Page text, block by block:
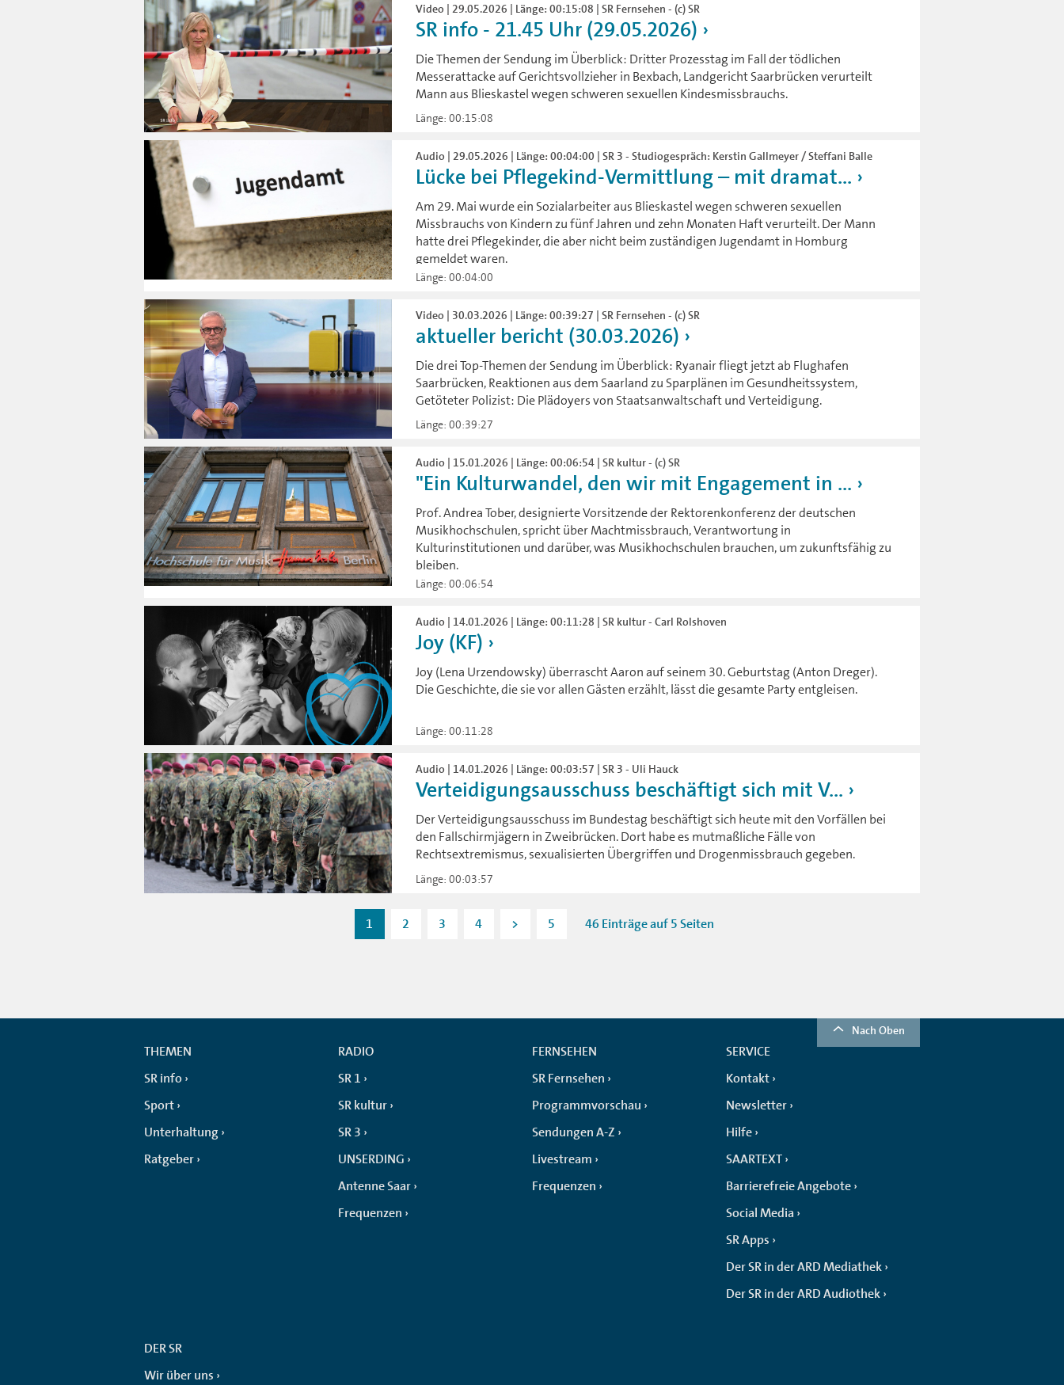
Video | 29.05.2026 | Länge: 00:15:08 | SR Fernsehen - (c) SR
SR info - 21.45 Uhr (29.05.2026)
Die Themen der Sendung im Überblick: Dritter Prozesstag im Fall der tödlichen
Messerattacke auf Gerichtsvollzieher in Bexbach, Landgericht Saarbrücken verurteilt
Mann aus Blieskastel wegen schweren sexuellen Kindesmissbrauchs.
Länge: 00:15:08
Audio | 29.05.2026 | Länge: 00:04:00 | SR 3 - Studiogespräch: Kerstin Gallmeyer / Steffani Balle
Lücke bei Pflegekind-Vermittlung – mit dramat...
Am 29. Mai wurde ein Sozialarbeiter aus Blieskastel wegen schweren sexuellen
Missbrauchs von Kindern zu fünf Jahren und zehn Monaten Haft verurteilt. Der Mann
hatte drei Pflegekinder, die aber nicht beim zuständigen Jugendamt in Homburg
gemeldet waren.
Länge: 00:04:00
Video | 30.03.2026 | Länge: 00:39:27 | SR Fernsehen - (c) SR
aktueller bericht (30.03.2026)
Die drei Top-Themen der Sendung im Überblick: Ryanair fliegt jetzt ab Flughafen
Saarbrücken, Reaktionen aus dem Saarland zu Sparplänen im Gesundheitssystem,
Getöteter Polizist: Die Plädoyers von Staatsanwaltschaft und Verteidigung.
Länge: 00:39:27
Audio | 15.01.2026 | Länge: 00:06:54 | SR kultur - (c) SR
"Ein Kulturwandel, den wir mit Engagement in ...
Prof. Andrea Tober, designierte Vorsitzende der Rektorenkonferenz der deutschen
Musikhochschulen, spricht über Machtmissbrauch, Verantwortung in
Kulturinstitutionen und darüber, was Musikhochschulen brauchen, um zukunftsfähig zu
bleiben.
Länge: 00:06:54
Audio | 14.01.2026 | Länge: 00:11:28 | SR kultur - Carl Rolshoven
Joy (KF)
Joy (Lena Urzendowsky) überrascht Aaron auf seinem 30. Geburtstag (Anton Dreger).
Die Geschichte, die sie vor allen Gästen erzählt, lässt die gesamte Party entgleisen.
Länge: 00:11:28
Audio | 14.01.2026 | Länge: 00:03:57 | SR 3 - Uli Hauck
Verteidigungsausschuss beschäftigt sich mit V...
Der Verteidigungsausschuss im Bundestag beschäftigt sich heute mit den Vorfällen bei
den Fallschirmjägern in Zweibrücken. Dort habe es mutmaßliche Fälle von
Rechtsextremismus, sexualisierten Übergriffen und Drogenmissbrauch gegeben.
Länge: 00:03:57
1 2 3 4 > 5 46 Einträge auf 5 Seiten
Nach Oben
THEMEN
SR info
Sport
Unterhaltung
Ratgeber
RADIO
SR 1
SR kultur
SR 3
UNSERDING
Antenne Saar
Frequenzen
FERNSEHEN
SR Fernsehen
Programmvorschau
Sendungen A-Z
Livestream
Frequenzen
SERVICE
Kontakt
Newsletter
Hilfe
SAARTEXT
Barrierefreie Angebote
Social Media
SR Apps
Der SR in der ARD Mediathek
Der SR in der ARD Audiothek
DER SR
Wir über uns